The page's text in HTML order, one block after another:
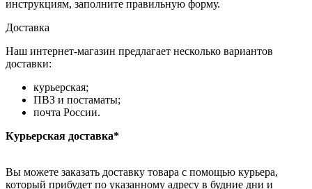
инструкциям, заполните правильную форму.
Доставка
Наш интернет-магазин предлагает несколько вариантов
доставки:
курьерская;
ПВЗ и постаматы;
почта России.
Курьерская доставка*
Вы можете заказать доставку товара с помощью курьера,
который прибудет по указанному адресу в будние дни и